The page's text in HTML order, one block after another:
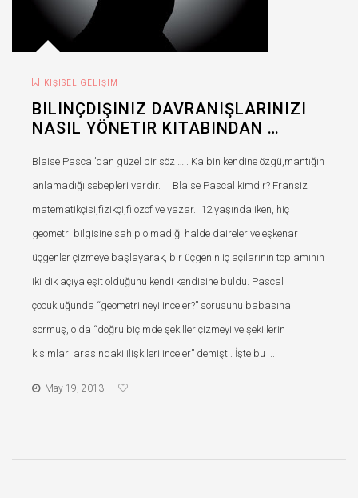
KIŞISEL GELIŞIM
BILINÇDIŞINIZ DAVRANIŞLARINIZI
NASIL YÖNETIR KITABINDAN …
Blaise Pascal’dan güzel bir söz ….. Kalbin kendine özgü,mantığın
anlamadığı sebepleri vardır. Blaise Pascal kimdir? Fransiz
matematikçisi,fizikçi,filozof ve yazar.. 12 yaşında iken, hiç
geometri bilgisine sahip olmadığı halde daireler ve eşkenar
üçgenler çizmeye başlayarak, bir üçgenin iç açılarının toplamının
iki dik açıya eşit olduğunu kendi kendisine buldu. Pascal
çocukluğunda “geometri neyi inceler?” sorusunu babasına
sormuş, o da “doğru biçimde şekiller çizmeyi ve şekillerin
kısımları arasındaki ilişkileri inceler” demişti. İşte bu ...
May 19, 2013